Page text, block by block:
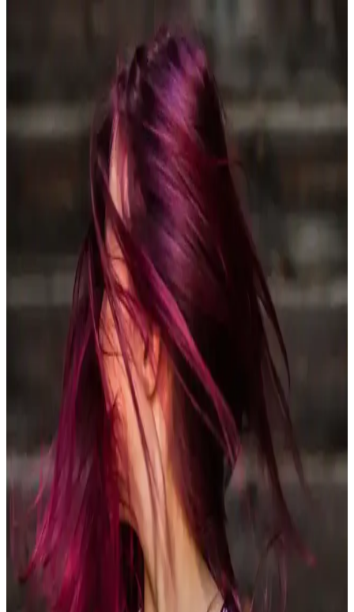
Sağlığına Dikkat Edilmesi Gerekenler
Saç rengi seçimi, cilt tonu, makyaj uyumu ve saç sağlığı dikkate
alınarak yapılmalıdır. Koyu bordo, küllü kahverengi gibi tonlar
popülerdir. Doğal ve sağlıklı görünüm için bakım önemlidir.
Blonde ve Brunette Saç Renkleri Arasında Doğru
Ton Seçimi ve Bakım İpuçları
Blonde ve brunette saç renkleri arasında seçim yaparken cilt tonu,
yüz hatları ve bakım gereksinimleri önemlidir. Ara tonlar dengeli ve
doğal bir görünüm sunar, renk geçişleri ise bakım kolaylığı sağlar.
Çingene Saç Rengi: Dijital İçerik Eksikliği ve Arama
Sonuçlarının Analizi
Çingene saç rengi ifadesiyle ilgili dijital platformlarda kapsamlı
içerik bulunmamaktadır. Arama sonuçları genellikle YouTube'un
genel özelliklerine odaklanmakta, konu hakkında detaylı bilgi
Saç Parlatma Ürünlerinin Kimyasal Yapısı,
Faydaları ve Saç Sağlığına Etkileri
Saç parlatıcılar, saçın dış yüzeyini kaplayarak parlaklık sağlar, renk
solmasını yavaşlatır ancak yapısal hasarı onaramaz. Yarı kalıcı
ürünler saç sağlığı için daha az zararlıdır ve doğru kullanımla etkili
sonuç verir.
Buzlu Çikolata Kahve Saç Rengi: Estetik ve Ton
Özellikleri Üzerine Kapsamlı İnceleme
Buzlu çikolata kahve saç rengi, sıcak kahve tonları ile soğuk alt
tonların dengesiyle modern ve doğal bir görünüm sunar. Doğru
bakım ve uygulama ile saçlarda uzun süre parlaklık sağlar.
3 Numara Gri Saç: Kozmetik ve Bakım Açısından
Kapsamlı Bir İnceleme